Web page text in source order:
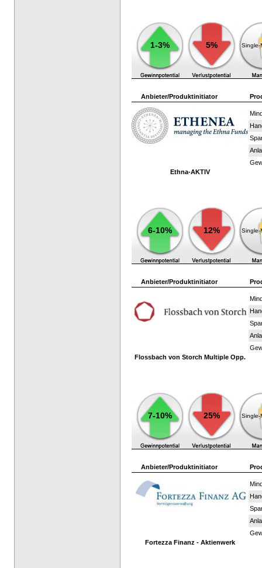
1-3% 5% Single-
Anbieter/Produktinitiator
Ethna-AKTIV
6-10% 12% Single-
Anbieter/Produktinitiator
Flossbach von Storch Multiple Opp.
7-10% 25% Single-
Anbieter/Produktinitiator
Fortezza Finanz - Aktienwerk